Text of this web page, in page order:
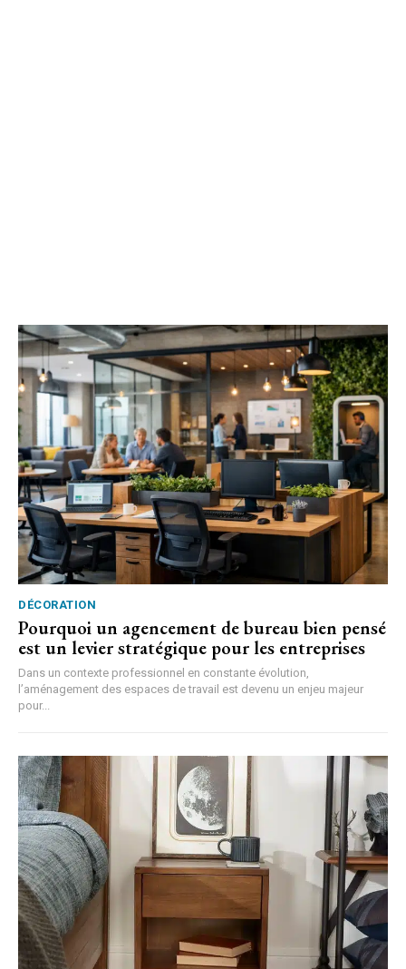
DÉCORATION
Pourquoi un agencement de bureau bien pensé
est un levier stratégique pour les entreprises
Dans un contexte professionnel en constante évolution,
l’aménagement des espaces de travail est devenu un enjeu majeur
pour...